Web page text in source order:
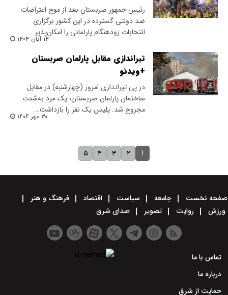
​رئیس جمهور صربستان بعد از موج اعتراضات
ضد دولتی گسترده در این کشور برگزاری
انتخابات زودهنگام پارلمانی را امکان‌پذیر…
۱۴ آبان ۱۴۰۴
تیراندازی مقابل پارلمان صربستان
+ویدئو
​در پی تیراندازی امروز (چهارشنبه) در مقابل
ساختمان پارلمان صربستان، یک مرد به‌شدت
مجروح شد. پلیس یک نفر را بازداشت…
۳۰ مهر ۱۴۰۴
۱ ۲ ۳ ۴ ۵
صفحه نخست جامعه سیاست اقتصاد
فرهنگ و هنر
ورزش
روایت تصویر صدای شرق
تماس با ما
درباره ما
حمایت از شرق